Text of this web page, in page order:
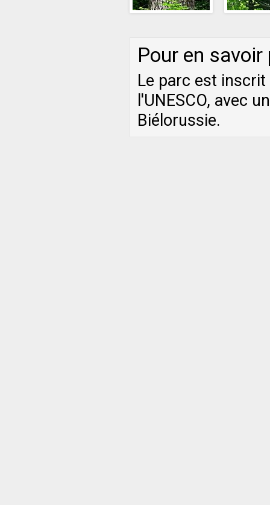
Pour en
Le parc est
l'UNESCO, avec
Biélorussie.